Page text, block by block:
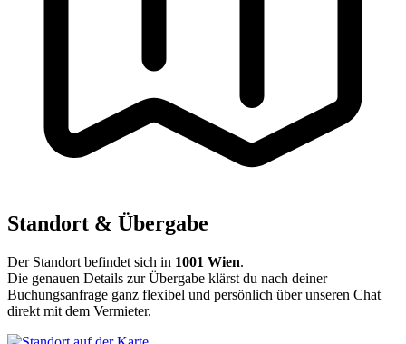
Standort & Übergabe
Der Standort befindet sich in 1001 Wien.
Die genauen Details zur Übergabe klärst du nach deiner
Buchungsanfrage ganz flexibel und persönlich über unseren Chat
direkt mit dem Vermieter.